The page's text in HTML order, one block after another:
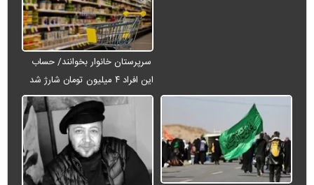
سرپرستان خانوار بخوانند/ حساب
این افراد ۴ میلیون تومان شارژ شد